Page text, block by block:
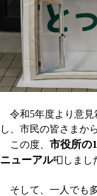
令和5年度より意見
し、市民の皆さまか
この度、 市役所の
ニューアル📮​​しまし
そして、一人でも